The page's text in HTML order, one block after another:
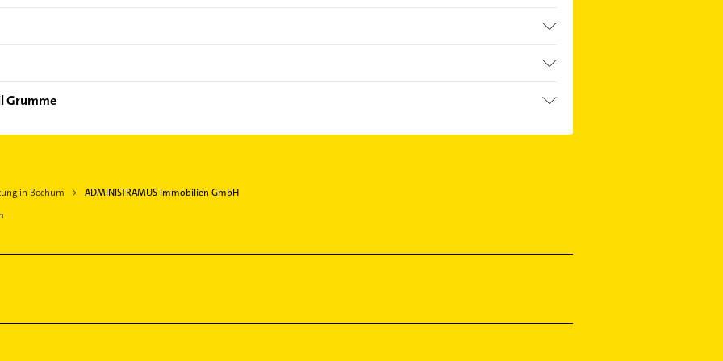
Grumme
in Bochum
ADMINISTRAMUS Immobilien GmbH